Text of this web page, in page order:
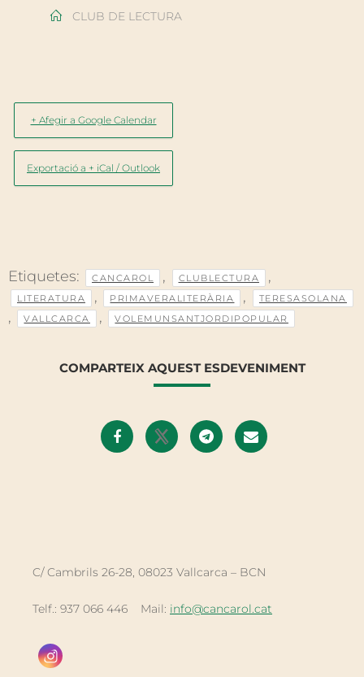
CLUB DE LECTURA
+ Afegir a Google Calendar
Exportació a + iCal / Outlook
Etiquetes: CANCAROL , CLUBLECTURA ,
LITERATURA , PRIMAVERALITERÀRIA , TERESASOLANA
, VALLCARCA , VOLEMUNSANTJORDIPOPULAR
COMPARTEIX AQUEST ESDEVENIMENT
C/ Cambrils 26-28, 08023 Vallcarca – BCN
Telf.: 937 066 446 Mail: info@cancarol.cat